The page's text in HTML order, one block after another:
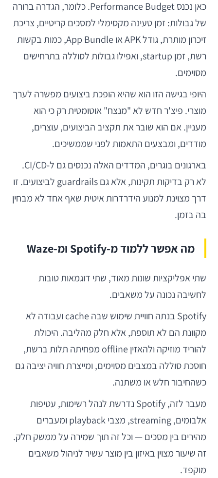
כאן נכנס Performance Budget. כלומר, הגדרה ברורה
של גבולות: זמן טעינה מקסימלי למסכים קריטיים, צריכת
זיכרון מותרת, גודל APK או App Bundle, כמות בקשות
רשת, זמן startup, ואפילו גבולות לסוללה בתרחישים
מסוימים.
היופי בגישה הזו הוא שהיא הופכת ביצועים מפשרה לערך
מוצרי. פיצ'ר חדש לא "מנצח" אוטומטית רק כי הוא
מעניין. אם הוא שובר את תקציב הביצועים, עוצרים,
מודדים, ומבצעים התאמות לפני שממשיכים.
בארגונים בוגרים, המדדים האלה נכנסים גם ל-CI/CD.
לא רק בדיקות תקינות, אלא גם guardrails לביצועים. זו
דרך מצוינת למנוע הידרדרות איטית שאף אחד לא מבחין
בה בזמן.
מה אפשר ללמוד מ-Spotify ומ-Waze
שתי אפליקציות שונות מאוד, שתי דוגמאות טובות
לחשיבה נכונה על משאבים.
Spotify בנתה חוויית שימוש שבה cache ועבודה לא
מקוונת הם לא תוספת, אלא חלק מהליבה. היכולת
להוריד מוזיקה ולהאזין offline מפחיתה תלות ברשת,
חוסכת סוללה במצבים מסוימים, ומייצרת חוויה יציבה גם
כשהחיבור חלש או משתנה.
מעבר לזה, Spotify נדרשת לנהל רשימות, עטיפות
אלבומים, streaming, מצבי playback ומעברים
מהירים בין מסכים — וכל זה תוך שמירה על ממשק חלק.
זה שיעור מצוין באיזון בין מוצר עשיר לניהול משאבים
מוקפד.